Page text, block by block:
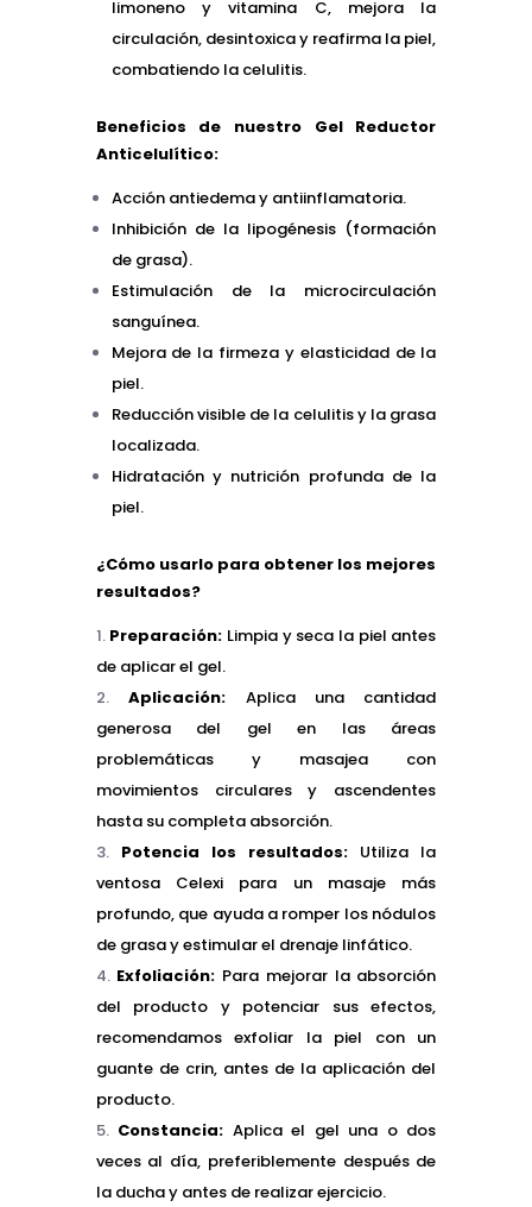
limoneno y vitamina C, mejora la
circulación, desintoxica y reafirma la piel,
combatiendo la celulitis.
Beneficios de nuestro Gel Reductor
Anticelulítico:
Acción antiedema y antiinflamatoria.
Inhibición de la lipogénesis (formación
de grasa).
Estimulación de la microcirculación
sanguínea.
Mejora de la firmeza y elasticidad de la
piel.
Reducción visible de la celulitis y la grasa
localizada.
Hidratación y nutrición profunda de la
piel.
¿Cómo usarlo para obtener los mejores
resultados?
Preparación: Limpia y seca la piel antes
de aplicar el gel.
Aplicación: Aplica una cantidad
generosa del gel en las áreas
problemáticas y masajea con
movimientos circulares y ascendentes
hasta su completa absorción.
Potencia los resultados: Utiliza la
ventosa Celexi para un masaje más
profundo, que ayuda a romper los nódulos
de grasa y estimular el drenaje linfático.
Exfoliación: Para mejorar la absorción
del producto y potenciar sus efectos,
recomendamos exfoliar la piel con un
guante de crin, antes de la aplicación del
producto.
Constancia: Aplica el gel una o dos
veces al día, preferiblemente después de
la ducha y antes de realizar ejercicio.